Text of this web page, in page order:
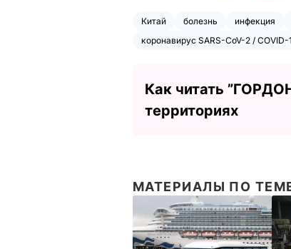
Китай болезнь инфекция
коронавирус SARS-CoV-2 / COVID-
Как читать
территориях
МАТЕРИАЛЫ ПО